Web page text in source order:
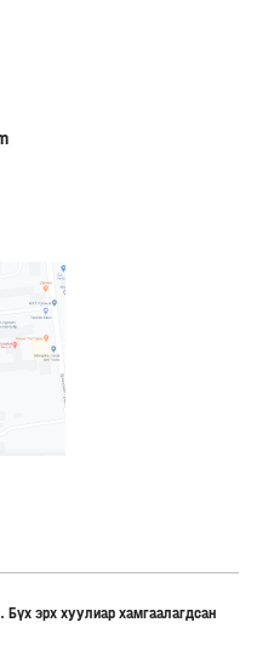
Бүх эрх хуулиар хамгаалагдсан